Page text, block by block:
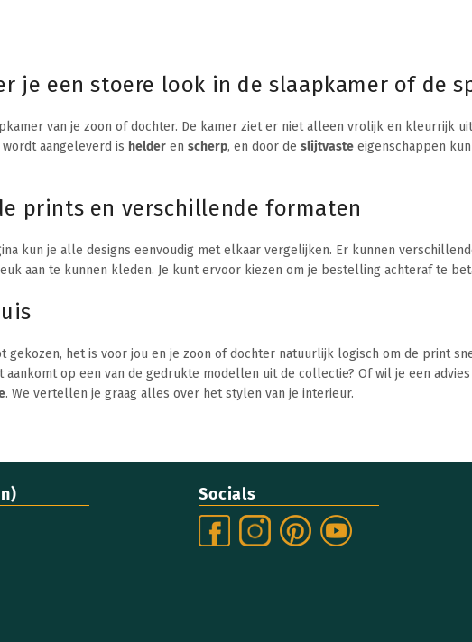
je een stoere look in de slaapkamer of de
van je zoon of dochter. De kamer ziet er niet alleen vrolijk en kleurrijk
aangeleverd is helder en scherp, en door de slijtvaste eigenschappen
prints en verschillende formaten
kun je alle designs eenvoudig met elkaar vergelijken. Er kunnen
aan te kunnen kleden. Je kunt ervoor kiezen om je bestelling achteraf te
gekozen, het is voor jou en je zoon of dochter natuurlijk logisch om de print
op een van de gedrukte modellen uit de collectie? Of wil je een
. We vertellen je graag alles over het stylen van je interieur.
Socials